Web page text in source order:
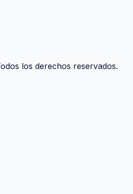
los derechos reservados.